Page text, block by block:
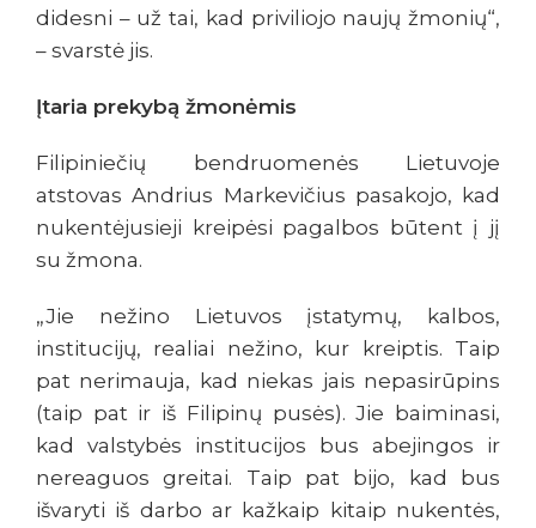
didesni – už tai, kad priviliojo naujų žmonių“,
– svarstė jis.
Įtaria prekybą žmonėmis
Filipiniečių bendruomenės Lietuvoje
atstovas Andrius Markevičius pasakojo, kad
nukentėjusieji kreipėsi pagalbos būtent į jį
su žmona.
„Jie nežino Lietuvos įstatymų, kalbos,
institucijų, realiai nežino, kur kreiptis. Taip
pat nerimauja, kad niekas jais nepasirūpins
(taip pat ir iš Filipinų pusės). Jie baiminasi,
kad valstybės institucijos bus abejingos ir
nereaguos greitai. Taip pat bijo, kad bus
išvaryti iš darbo ar kažkaip kitaip nukentės,